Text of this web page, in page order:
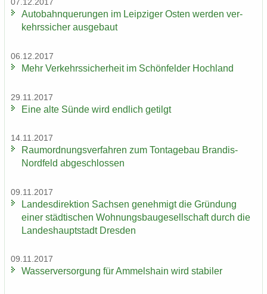
07.12.2017
Au­to­bahn­que­run­gen im Leip­zi­ger Osten wer­den ver­
kehrs­si­cher aus­ge­baut
06.12.2017
Mehr Ver­kehrs­si­cher­heit im Schön­fel­der Hoch­land
29.11.2017
Eine alte Sünde wird end­lich ge­tilgt
14.11.2017
Raum­ord­nungs­ver­fah­ren zum Ton­ta­ge­bau Brandis-​
Nordfeld ab­ge­schlos­sen
09.11.2017
Lan­des­di­rek­ti­on Sach­sen ge­neh­migt die Grün­dung
einer städ­ti­schen Woh­nungs­bau­ge­sell­schaft durch die
Lan­des­haupt­stadt Dres­den
09.11.2017
Was­ser­ver­sor­gung für Am­mels­hain wird sta­bi­ler